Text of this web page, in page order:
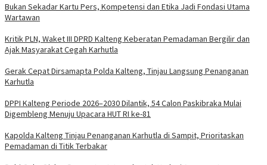
Bukan Sekadar Kartu Pers, Kompetensi dan Etika Jadi Fondasi Utama
Wartawan
Kritik PLN, Waket III DPRD Kalteng Keberatan Pemadaman Bergilir dan
Ajak Masyarakat Cegah Karhutla
Gerak Cepat Dirsamapta Polda Kalteng, Tinjau Langsung Penanganan
Karhutla
DPPI Kalteng Periode 2026–2030 Dilantik, 54 Calon Paskibraka Mulai
Digembleng Menuju Upacara HUT RI ke-81
Kapolda Kalteng Tinjau Penanganan Karhutla di Sampit, Prioritaskan
Pemadaman di Titik Terbakar